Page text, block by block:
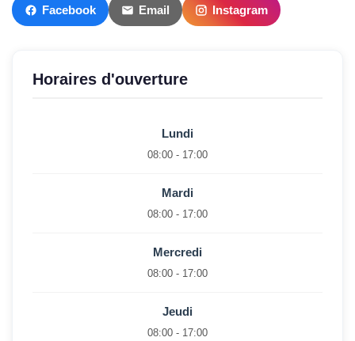
Facebook Email Instagram
Horaires d'ouverture
Lundi
08:00 - 17:00
Mardi
08:00 - 17:00
Mercredi
08:00 - 17:00
Jeudi
08:00 - 17:00